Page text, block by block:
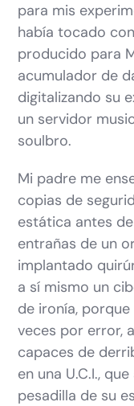
para mis
había tocado
producido para
acumulador de
digitalizando su
un servidor
soulbro.
Mi padre me
copias de
estática antes
entrañas de un
implantado
a sí mismo un
de ironía,
veces por error,
capaces de
en una U.C.I.,
pesadilla de su